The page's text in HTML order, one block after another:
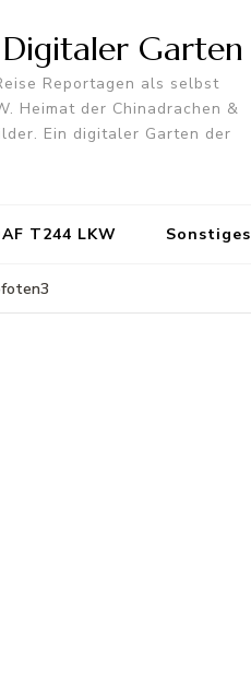
Garten
Reportagen als selbst
Heimat der Chinadrachen &
Ein digitaler Garten der
T244 LKW Sonstiges